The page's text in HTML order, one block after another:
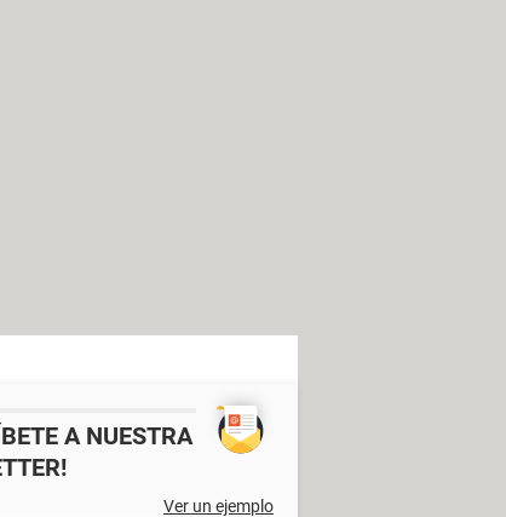
A NUESTRA
Ver un ejemplo